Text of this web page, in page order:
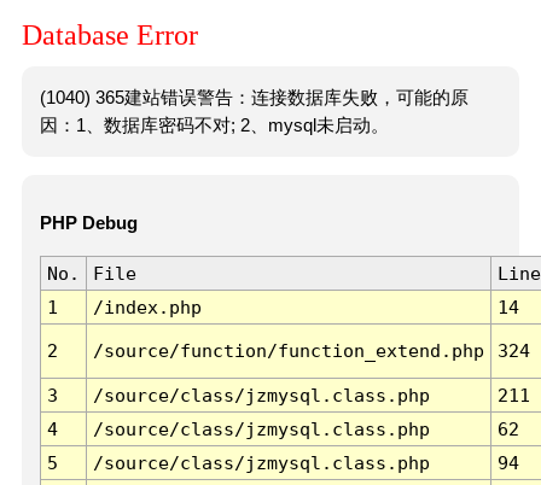
Database Error
(1040) 365建站错误警告：连接数据库失败，可能的原
因：1、数据库密码不对; 2、mysql未启动。
PHP Debug
No. File
Line
1
/index.php 14
2 /source/function/function_extend.php 324
3 /source/class/jzmysql.class.php
211
4
/source/class/jzmysql.class.php
62
5
/source/class/jzmysql.class.php
94